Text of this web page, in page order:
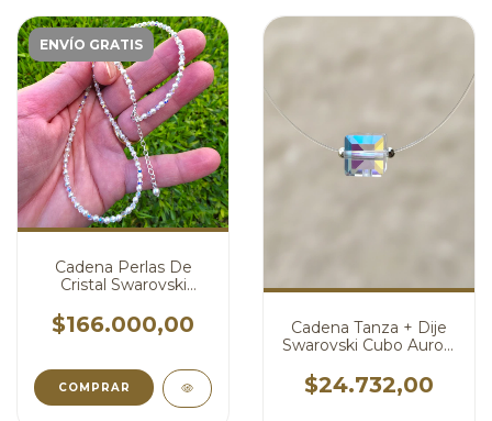
ENVÍO GRATIS
Cadena Perlas De
Cristal Swarovski
cod4790
$166.000,00
COMPRAR
Cadena Tanza + Dije
Swarovski Cubo Aurora
$24.732,00